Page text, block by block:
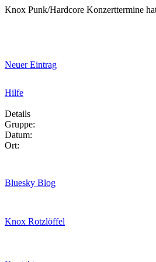
Knox Punk/Hardcore Konzerttermine
Neuer Eintrag
Hilfe
Details
Gruppe:
Datum:
Ort:
Bluesky Blog
Knox Rotzlöffel